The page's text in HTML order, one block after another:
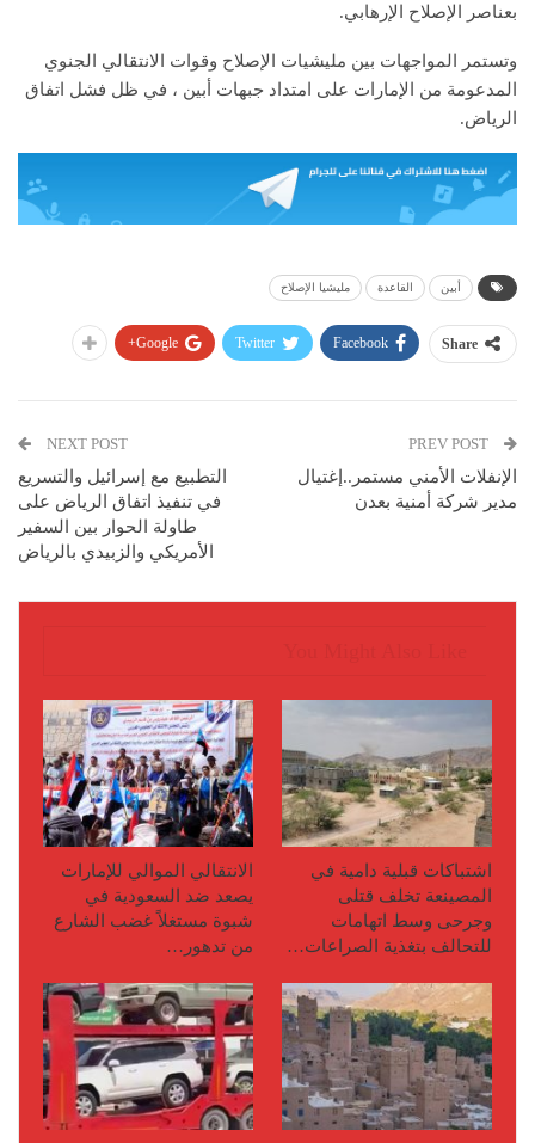
بعناصر الإصلاح الإرهابي.
وتستمر المواجهات بين مليشيات الإصلاح وقوات الانتقالي الجنوي
المدعومة من الإمارات على امتداد جبهات أبين ، في ظل فشل اتفاق
الرياض.
أبين القاعدة مليشيا الإصلاح
Share
Facebook
Twitter
Google+
الإنفلات الأمني مستمر..إغتيال
مدير شركة أمنية بعدن
NEXT POST
التطبيع مع إسرائيل والتسريع
في تنفيذ اتفاق الرياض على
طاولة الحوار بين السفير
الأمريكي والزبيدي بالرياض
اشتباكات قبلية دامية في
المصينعة تخلف قتلى
وجرحى وسط اتهامات
للتحالف بتغذية الصراعات…
الانتقالي الموالي للإمارات
يصعد ضد السعودية في
شبوة مستغلاً غضب الشارع
من تدهور…